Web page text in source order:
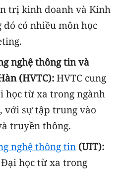
trị kinh doanh và Kinh
có nhiều môn học
nghệ thông tin và
(HVTC): HVTC cung
học từ xa trong ngành
với sự tập trung vào
truyền thông.
nghệ thông tin (UIT):
học từ xa trong